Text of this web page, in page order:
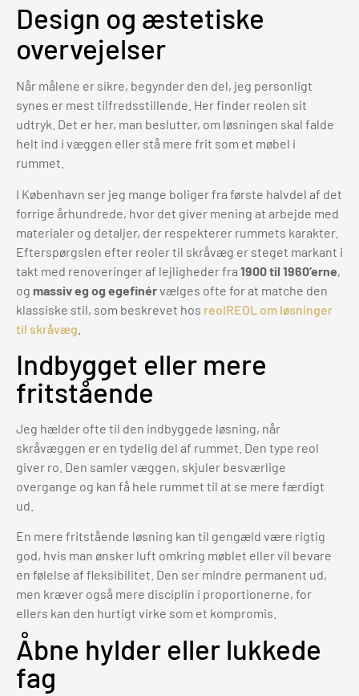
Design og æstetiske
overvejelser
Når målene er sikre, begynder den del, jeg personligt
synes er mest tilfredsstillende. Her finder reolen sit
udtryk. Det er her, man beslutter, om løsningen skal falde
helt ind i væggen eller stå mere frit som et møbel i
rummet.
I København ser jeg mange boliger fra første halvdel af det
forrige århundrede, hvor det giver mening at arbejde med
materialer og detaljer, der respekterer rummets karakter.
Efterspørgslen efter reoler til skråvæg er steget markant i
takt med renoveringer af lejligheder fra 1900 til 1960’erne,
og massiv eg og egefinérvælges ofte for at matche den
klassiske stil, som beskrevet hos reolREOL om løsninger
til skråvæg
Indbygget eller mere
fritstående
Jeg hælder ofte til den indbyggede løsning, når
skråvæggen er en tydelig del af rummet. Den type reol
giver ro. Den samler væggen, skjuler besværlige
overgange og kan få hele rummet til at se mere færdigt
ud.
En mere fritstående løsning kan til gengæld være rigtig
god, hvis man ønsker luft omkring møblet eller vil bevare
en følelse af fleksibilitet. Den ser mindre permanent ud,
men kræver også mere disciplin i proportionerne, for
ellers kan den hurtigt virke som et kompromis.
Åbne hylder eller lukkede
fag